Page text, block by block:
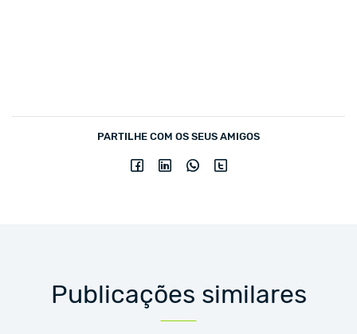
PARTILHE COM OS SEUS AMIGOS
Publicações similares